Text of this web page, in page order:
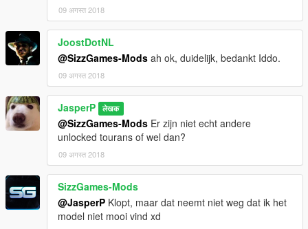
09 अगस्त 2018
JoostDotNL
@SizzGames-Mods ah ok, duidelijk, bedankt Iddo.
09 अगस्त 2018
JasperP लेखक
@SizzGames-Mods Er zijn niet echt andere
unlocked tourans of wel dan?
09 अगस्त 2018
SizzGames-Mods
@JasperP Klopt, maar dat neemt niet weg dat ik het
model niet mooi vind xd